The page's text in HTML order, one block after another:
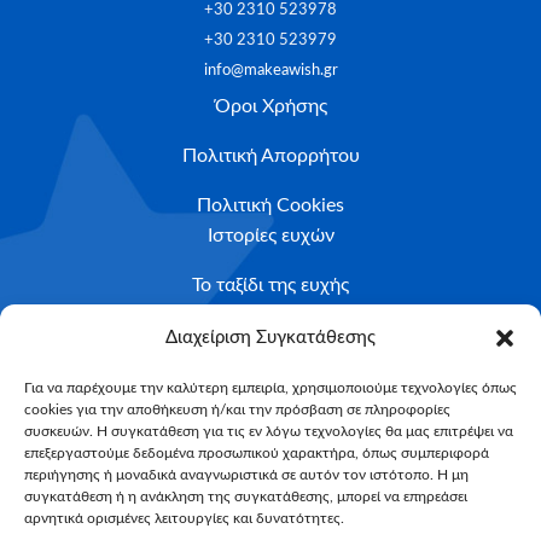
Διαχείριση Συγκατάθεσης
Για να παρέχουμε την καλύτερη εμπειρία, χρησιμοποιούμε τεχνολογίες όπως
cookies για την αποθήκευση ή/και την πρόσβαση σε πληροφορίες
συσκευών. Η συγκατάθεση για τις εν λόγω τεχνολογίες θα μας επιτρέψει να
επεξεργαστούμε δεδομένα προσωπικού χαρακτήρα, όπως συμπεριφορά
περιήγησης ή μοναδικά αναγνωριστικά σε αυτόν τον ιστότοπο. Η μη
συγκατάθεση ή η ανάκληση της συγκατάθεσης, μπορεί να επηρεάσει
αρνητικά ορισμένες λειτουργίες και δυνατότητες.
+30 2310 523978
+30 2310 523979
info@makeawish.gr
Όροι Χρήσης
Πολιτική Απορρήτου
Πολιτική Cookies
Ιστορίες ευχών
Το ταξίδι της ευχής
Κριτήρια Καταλληλότητας
Υποβολή Αιτήματος
NEWSLETTER
Email*